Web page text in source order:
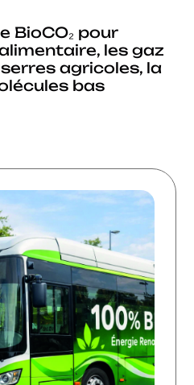
BioCO₂ pour
les gaz
agricoles, la
bas